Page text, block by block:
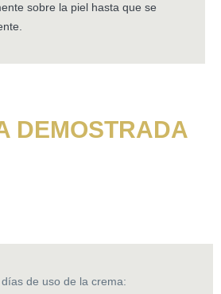
sobre la piel hasta que se
DEMOSTRADA
de uso de la crema: